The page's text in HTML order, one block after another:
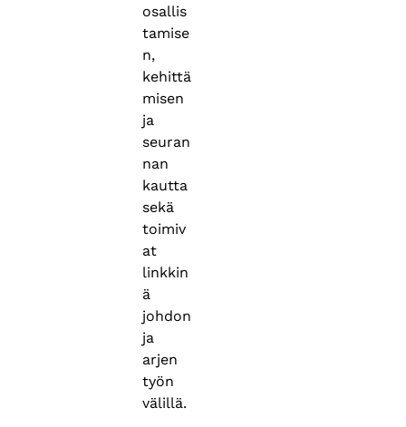
osallis
tamise
n,
kehittä
misen
ja
seuran
nan
kautta
sekä
toimiv
at
linkkin
ä
johdon
ja
arjen
työn
välillä.